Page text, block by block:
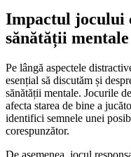
Impactul jocului
sănătății mentale
Pe lângă aspectele
esențial să discutăm și
sănătății mentale. Jocurile
afecta starea de bine a
identifici semnele unei
corespunzător.
De asemenea, jocul